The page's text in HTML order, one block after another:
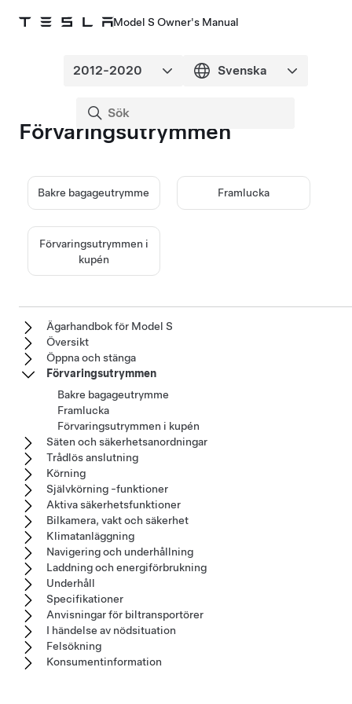
Model S Owner's Manual
Förvaringsutrymmen
Bakre bagageutrymme Framlucka
Förvaringsutrymmen i
kupén
Ägarhandbok för Model S
Översikt
Öppna och stänga
Förvaringsutrymmen
Bakre bagageutrymme
Framlucka
Förvaringsutrymmen i kupén
Säten och säkerhetsanordningar
Trådlös anslutning
Körning
Självkörning -funktioner
Aktiva säkerhetsfunktioner
Bilkamera, vakt och säkerhet
Klimatanläggning
Navigering och underhållning
Laddning och energiförbrukning
Underhåll
Specifikationer
Anvisningar för biltransportörer
I händelse av nödsituation
Felsökning
Konsumentinformation